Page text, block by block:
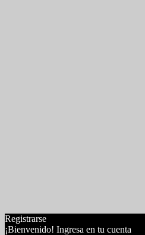
Registrarse
¡Bienvenido! Ingresa en tu cuenta